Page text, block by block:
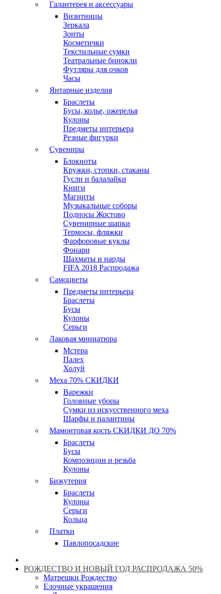
Галантерея и аксессуары
Визитницы
Зеркала
Зонты
Косметички
Текстильные сумки
Театральные бинокли
Футляры для очков
Часы
Янтарные изделия
Браслеты
Бусы, колье, ожерелья
Кулоны
Предметы интерьера
Резные фигурки
Сувениры
Блокноты
Кружки, стопки, стаканы
Гусли и балалайки
Книги
Магниты
Музыкальные соборы
Подносы Жостово
Сувенирные шапки
Термосы, фляжки
Фарфоровые куклы
Фонари
Шахматы и нарды
FIFA 2018 Распродажа
Самоцветы
Предметы интерьера
Браслеты
Бусы
Кулоны
Серьги
Лаковая миниатюра
Мстера
Палех
Холуй
Меха 70% СКИДКИ
Варежки
Головные уборы
Сумки из искусственного меха
Шарфы и палантины
Мамонтовая кость СКИДКИ ДО 70%
Браслеты
Бусы
Композиции и резьба
Кулоны
Бижутерия
Браслеты
Кулоны
Серьги
Кольца
Платки
Павлопосадские
РОЖДЕСТВО И НОВЫЙ ГОД РАСПРОДАЖА 50%
Матрешки Рождество
Елочные украшения